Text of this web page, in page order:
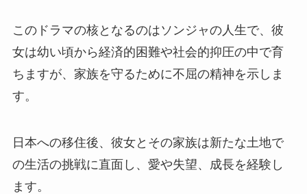
このドラマの核となるのはソンジャの人生で、彼
女は幼い頃から経済的困難や社会的抑圧の中で育
ちますが、家族を守るために不屈の精神を示しま
す。
日本への移住後、彼女とその家族は新たな土地で
の生活の挑戦に直面し、愛や失望、成長を経験し
ます。